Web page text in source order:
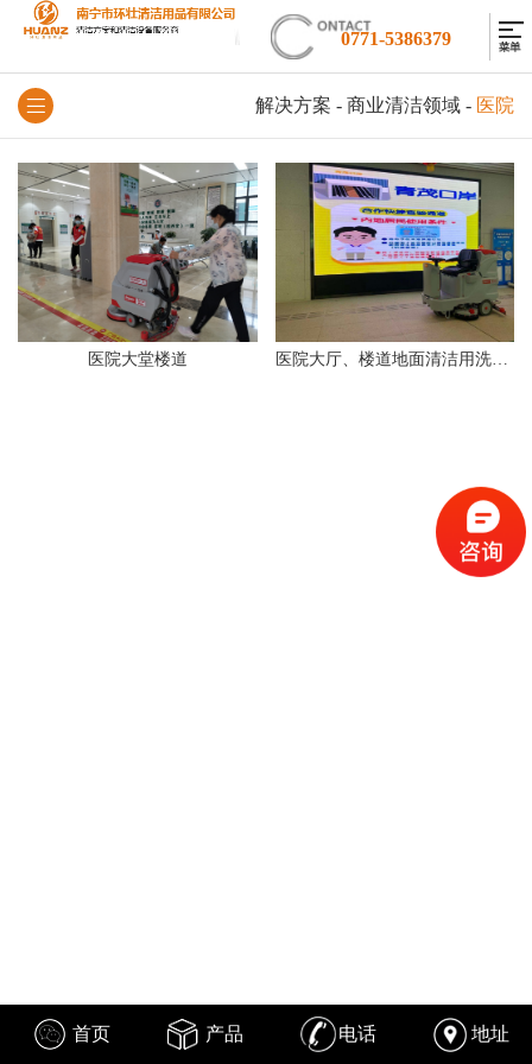
0771-5386379
解决方案 - 商业清洁领域 - 医院
医院大堂楼道 医院大厅、楼道地面清洁用洗地机
首页 产品 电话 地址